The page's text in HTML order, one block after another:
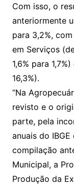
Com isso, o
anteriormente
para 3,2%,
em Serviços
1,6% para
16,3%).
“Na
revisto e o
parte, pela
anuais do
compilação
Municipal, a
Produção da